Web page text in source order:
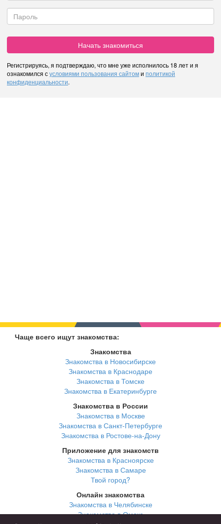
Начать знакомиться
Регистрируясь, я подтверждаю, что мне уже исполнилось 18 лет и я
ознакомился сусловиями пользования сайтоми политикой
конфиденциальности.
Чаще всего ищут знакомства:
Знакомства
Знакомства в Новосибирске
Знакомства в Краснодаре
Знакомства в Томске
Знакомства в Екатеринбурге
Знакомства в России
Знакомства в Москве
Знакомства в Санкт-Петербурге
Знакомства в Ростове-на-Дону
Приложение для знакомств
Знакомства в Красноярске
Знакомства в Самаре
Твой город?
Онлайн знакомства
Знакомства в Челябинске
Знакомства в Омске